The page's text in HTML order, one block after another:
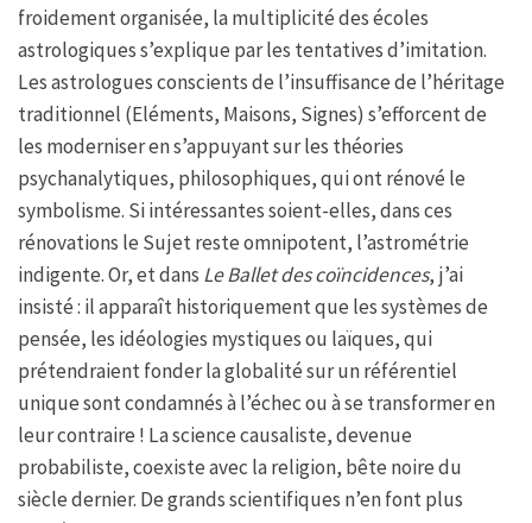
froidement organisée, la multiplicité des écoles
astrologiques s’explique par les tentatives d’imitation.
Les astrologues conscients de l’insuffisance de l’héritage
traditionnel (Eléments, Maisons, Signes) s’efforcent de
les moderniser en s’appuyant sur les théories
psychanalytiques, philosophiques, qui ont rénové le
symbolisme. Si intéressantes soient-elles, dans ces
rénovations le Sujet reste omnipotent, l’astrométrie
indigente. Or, et dans Le Ballet des coïncidences, j’ai
insisté : il apparaît historiquement que les systèmes de
pensée, les idéologies mystiques ou laïques, qui
prétendraient fonder la globalité sur un référentiel
unique sont condamnés à l’échec ou à se transformer en
leur contraire ! La science causaliste, devenue
probabiliste, coexiste avec la religion, bête noire du
siècle dernier. De grands scientifiques n’en font plus